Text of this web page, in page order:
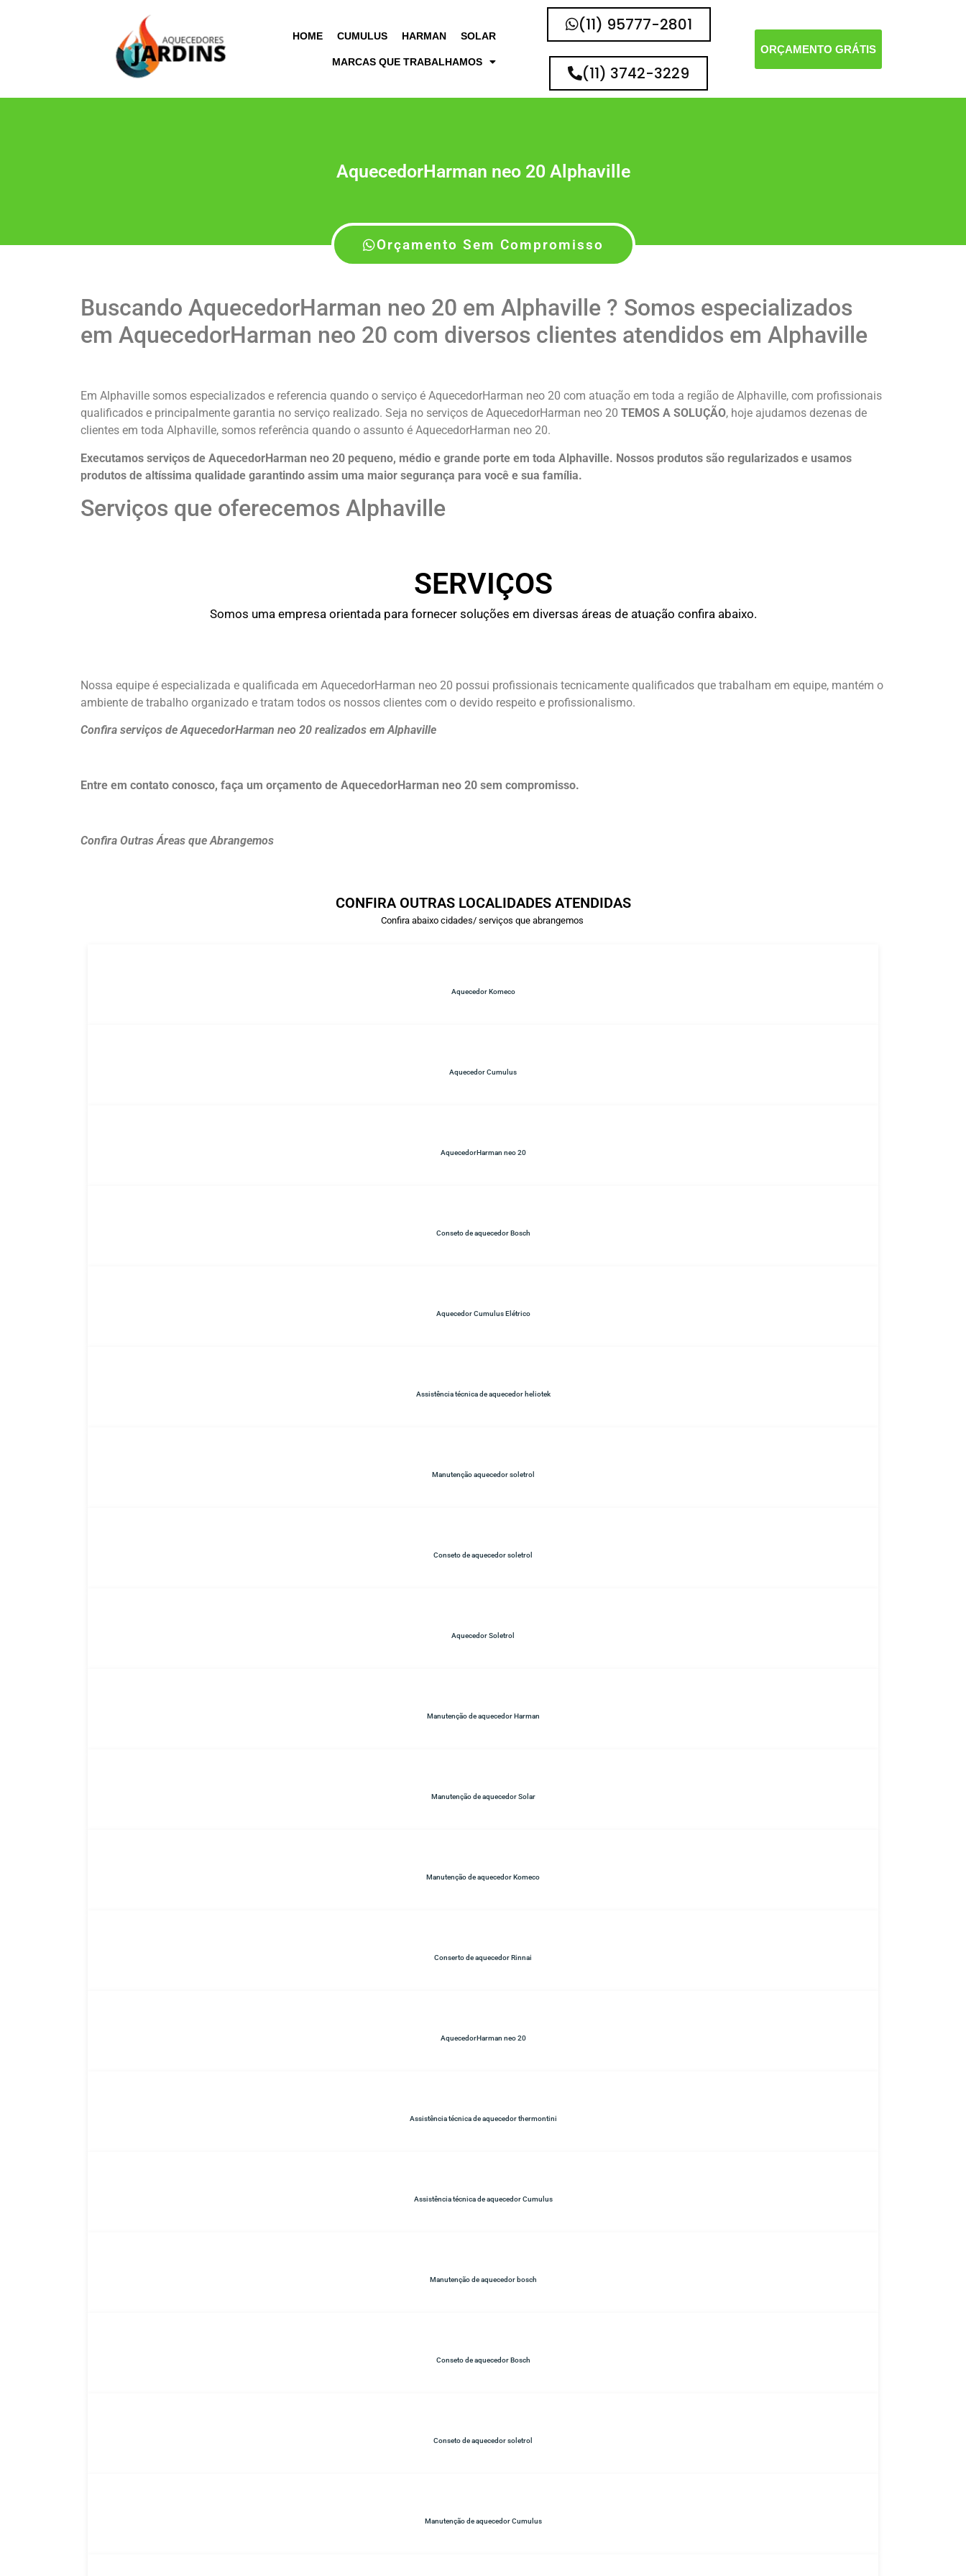
HOME CUMULUS HARMAN SOLAR
MARCAS QUE TRABALHAMOS
(11) 95777-2801
(11) 3742-3229
ORÇAMENTO GRÁTIS
AquecedorHarman neo 20 Alphaville
Orçamento Sem Compromisso
Buscando AquecedorHarman neo 20 em Alphaville ? Somos especializados
em AquecedorHarman neo 20 com diversos clientes atendidos em Alphaville
Em Alphaville somos especializados e referencia quando o serviço é AquecedorHarman neo 20 com atuação em toda a região de Alphaville, com profissionais
qualificados e principalmente garantia no serviço realizado. Seja no serviços de AquecedorHarman neo 20 TEMOS A SOLUÇÃO, hoje ajudamos dezenas de
clientes em toda Alphaville, somos referência quando o assunto é AquecedorHarman neo 20.
Executamos serviços de AquecedorHarman neo 20 pequeno, médio e grande porte em toda Alphaville. Nossos produtos são regularizados e usamos
produtos de altíssima qualidade garantindo assim uma maior segurança para você e sua família.
Serviços que oferecemos Alphaville
SERVIÇOS
Somos uma empresa orientada para fornecer soluções em diversas áreas de atuação confira abaixo.
Nossa equipe é especializada e qualificada em AquecedorHarman neo 20 possui profissionais tecnicamente qualificados que trabalham em equipe, mantém o
ambiente de trabalho organizado e tratam todos os nossos clientes com o devido respeito e profissionalismo.
Confira serviços de AquecedorHarman neo 20 realizados em Alphaville
Entre em contato conosco, faça um orçamento de AquecedorHarman neo 20 sem compromisso.
Confira Outras Áreas que Abrangemos
CONFIRA OUTRAS LOCALIDADES ATENDIDAS
Confira abaixo cidades/ serviços que abrangemos
Aquecedor Komeco
Aquecedor Cumulus
AquecedorHarman neo 20
Conseto de aquecedor Bosch
Aquecedor Cumulus Elétrico
Assistência técnica de aquecedor heliotek
Manutenção aquecedor soletrol
Conseto de aquecedor soletrol
Aquecedor Soletrol
Manutenção de aquecedor Harman
Manutenção de aquecedor Solar
Manutenção de aquecedor Komeco
Conserto de aquecedor Rinnai
AquecedorHarman neo 20
Assistência técnica de aquecedor thermontini
Assistência técnica de aquecedor Cumulus
Manutenção de aquecedor bosch
Conseto de aquecedor Bosch
Conseto de aquecedor soletrol
Manutenção de aquecedor Cumulus